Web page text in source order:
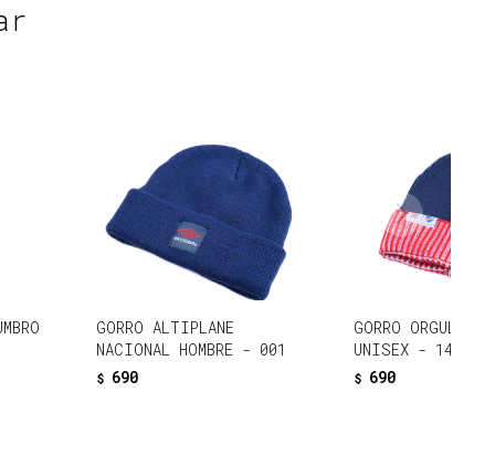
GORRO ALTIPLANE
NACIONAL HOMBRE - 001
$ 690
GORRO ORGULLO
UNISEX - 149
$ 690